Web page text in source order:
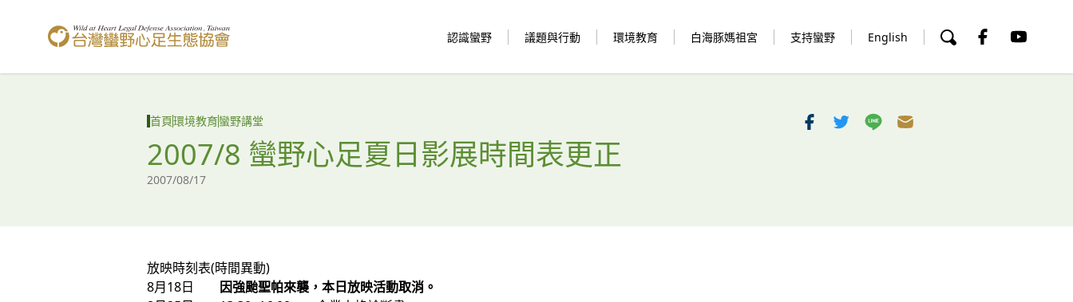
台灣蠻野心足生態協會
認識蠻野 議題與行動 環境教育 白海豚媽祖宮 支持蠻野 English
首頁環境教育蠻野講堂
2007/8 蠻野心足夏日影展時間表更正
2007/08/17
放映時刻表(時間異動)
8月18日 因強颱聖帕來襲，本日放映活動取消。